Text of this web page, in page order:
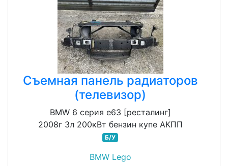
Съемная панель радиаторов
(телевизор)
BMW 6 серия e63 [ресталинг]
2008г 3л 200кВт бензин купе АКПП
Б/У
BMW Lego